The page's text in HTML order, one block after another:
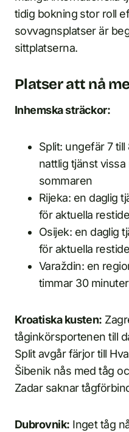
tidig bokning stor roll
sovvagnsplatser är
sittplatserna.
Platser att nå
Inhemska sträckor:
Split: ungefär 7
nattlig tjänst
sommaren
Rijeka: en daglig
för aktuella
Osijek: en daglig
för aktuella
Varaždin: en
timmar 30 minuter
Kroatiska kusten:
tåginkörsportenen till
Split avgår färjor till
Šibenik nås med tåg
Zadar saknar
Dubrovnik: Inget tåg